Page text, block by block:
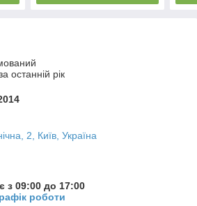
останній рік
2, Київ, Україна
з 09:00 до 17:00
роботи